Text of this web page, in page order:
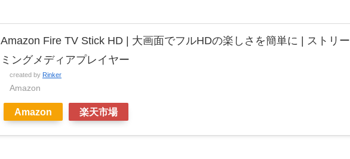
Amazon Fire TV Stick HD | 大画面でフルHDの楽しさを簡単に | ストリー
ミングメディアプレイヤー
created by Rinker
Amazon
Amazon 楽天市場